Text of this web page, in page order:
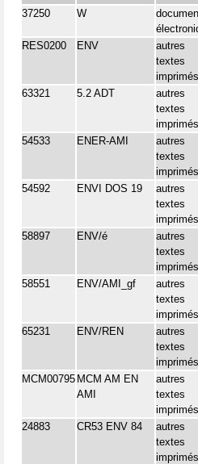
37250 W
RES0200 ENV
autres
textes
imprimés
63321 5.2 ADT
autres
textes
imprimés
54533 ENER-AMI
autres
textes
imprimés
54592 ENVI DOS 19
autres
textes
imprimés
58897 ENV/é
autres
textes
imprimés
58551 ENV/AMI_gf
autres
textes
imprimés
65231 ENV/REN
autres
textes
imprimés
MCM00795 MCM AM EN
AMI
autres
textes
imprimés
24883 CR53 ENV 84
autres
textes
imprimés